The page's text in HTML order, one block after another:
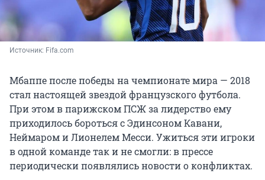
Источник: Fifa.сom
Мбаппе после победы на чемпионате мира — 2018
стал настоящей звездой французского футбола.
При этом в парижском ПСЖ за лидерство ему
приходилось бороться с Эдинсоном Кавани,
Неймаром и Лионелем Месси. Ужиться эти игроки
в одной команде так и не смогли: в прессе
периодически появлялись новости о конфликтах.